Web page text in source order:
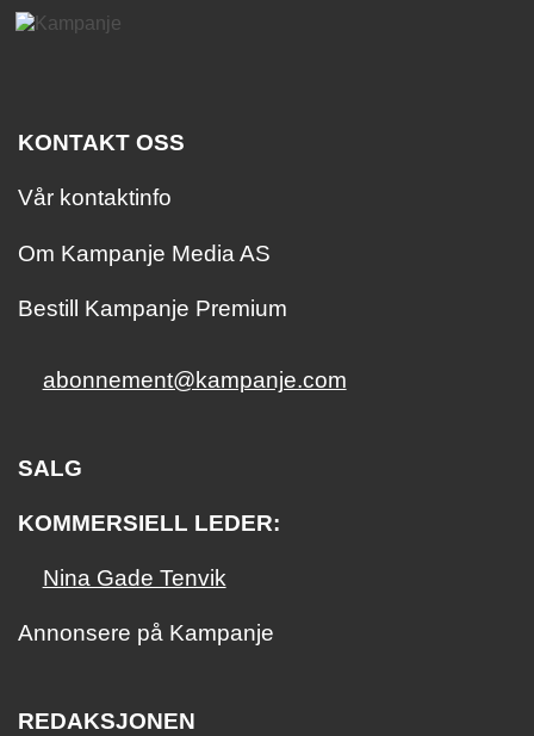
KONTAKT OSS
Vår kontaktinfo
Om Kampanje Media AS
Bestill Kampanje Premium
abonnement@kampanje.com
SALG
KOMMERSIELL LEDER:
Nina Gade Tenvik
Annonsere på Kampanje
REDAKSJONEN